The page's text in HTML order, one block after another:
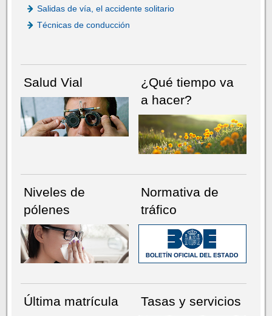
Salidas de vía, el accidente solitario
Técnicas de conducción
Salud Vial
¿Qué tiempo va
a hacer?
Niveles de
pólenes
Normativa de
tráfico
Última matrícula
Tasas y servicios